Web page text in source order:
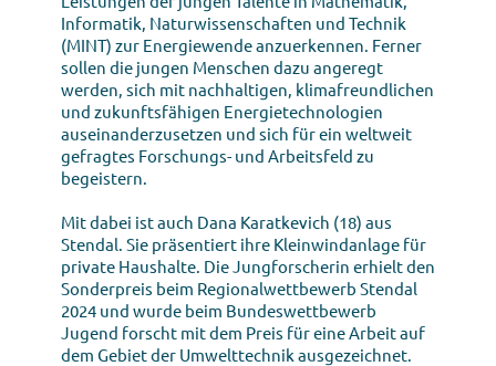
Informatik, Naturwissenschaften und Technik
(MINT) zur Energiewende anzuerkennen. Ferner
sollen die jungen Menschen dazu angeregt
werden, sich mit nachhaltigen, klimafreundlichen
und zukunftsfähigen Energietechnologien
auseinanderzusetzen und sich für ein weltweit
gefragtes Forschungs- und Arbeitsfeld zu
begeistern.
Mit dabei ist auch Dana Karatkevich (18) aus
Stendal. Sie präsentiert ihre Kleinwindanlage für
private Haushalte. Die Jungforscherin erhielt den
Sonderpreis beim Regionalwettbewerb Stendal
2024 und wurde beim Bundeswettbewerb
Jugend forscht mit dem Preis für eine Arbeit auf
dem Gebiet der Umwelttechnik ausgezeichnet.